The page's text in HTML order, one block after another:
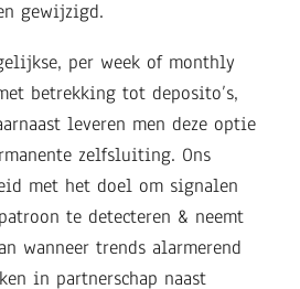
gewijzigd.
per week of monthly
betrekking tot deposito’s,
leveren men deze optie
zelfsluiting. Ons
met het doel om signalen
te detecteren & neemt
wanneer trends alarmerend
in partnerschap naast